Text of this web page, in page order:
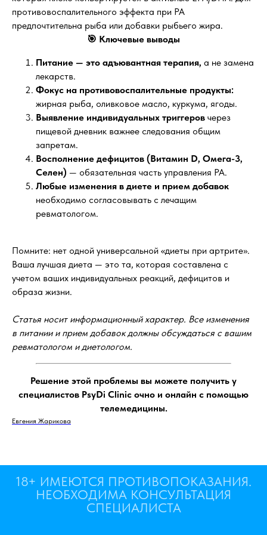
противовоспалительного эффекта при РА
предпочтительна рыба или добавки рыбьего жира.
🎯 Ключевые выводы
Питание — это адъювантная терапия, а не замена
лекарств.
Фокус на противовоспалительные продукты:
жирная рыба, оливковое масло, куркума, ягоды.
Выявление индивидуальных триггеров через
пищевой дневник важнее следования общим
запретам.
Восполнение дефицитов (Витамин D, Омега-3,
Селен) — обязательная часть управления РА.
Любые изменения в диете и прием добавок
необходимо согласовывать с лечащим
ревматологом.
Помните: нет одной универсальной «диеты при артрите».
Ваша лучшая диета — это та, которая составлена с
учетом ваших индивидуальных реакций, дефицитов и
образа жизни.
Статья носит информационный характер. Все изменения
в питании и прием добавок должны обсуждаться с вашим
ревматологом и диетологом.
Решение этой проблемы вы можете получить у
специалистов PsyDi Clinic очно и онлайн с помощью
телемедицины.
Евгения Жарикова
18+ ИМЕЮТСЯ ПРОТИВОПОКАЗАНИЯ.
НЕОБХОДИМА КОНСУЛЬТАЦИЯ
СПЕЦИАЛИСТА